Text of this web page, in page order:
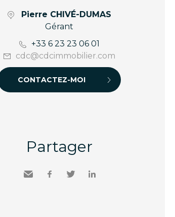
Pierre CHIVÉ-DUMAS
Gérant
+33 6 23 23 06 01
cdc@cdcimmobilier.com
CONTACTEZ-MOI
Partager